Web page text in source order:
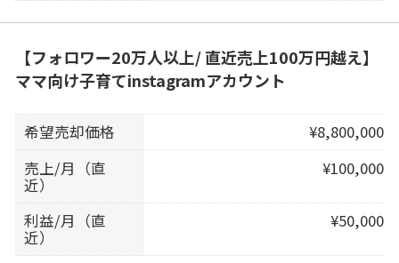
【フォロワー20万人以上/ 直近売上100万円越え】
ママ向け子育てinstagramアカウント
希望売却価格
¥8,800,000
売上/月（直
近）
¥100,000
利益/月（直
近）
¥50,000